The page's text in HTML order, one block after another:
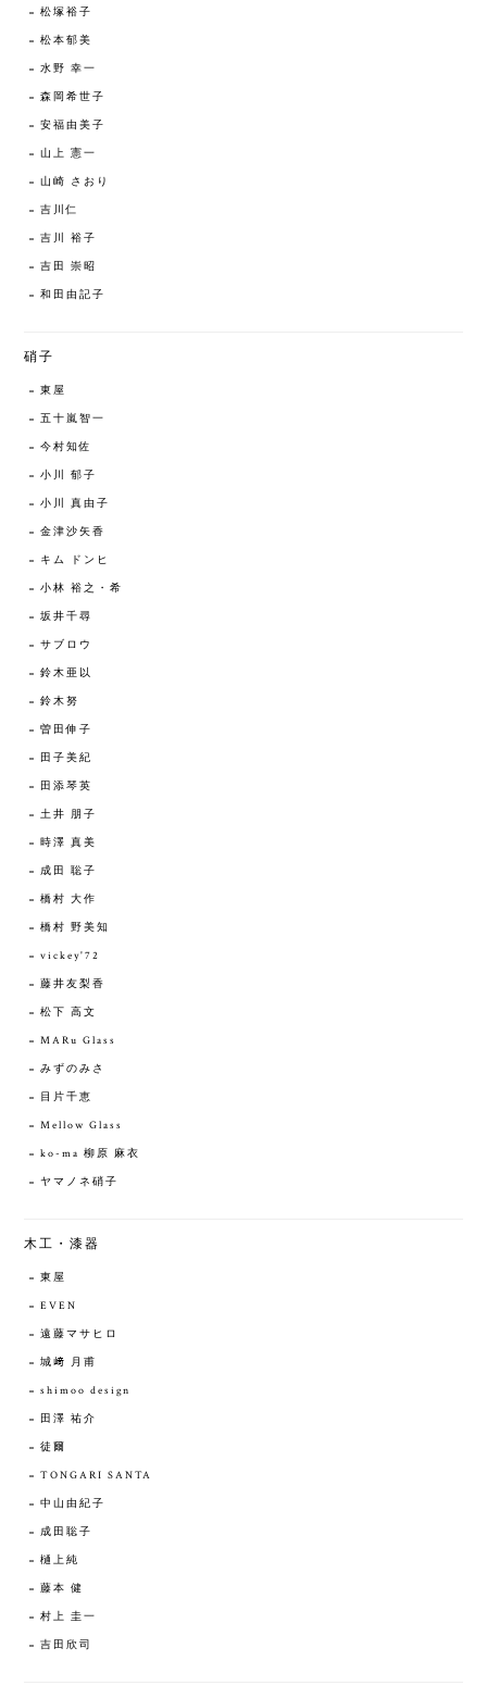
松塚裕子
松本郁美
水野 幸一
森岡希世子
安福由美子
山上 憲一
山崎 さおり
吉川仁
吉川 裕子
吉田 崇昭
和田由記子
硝子
東屋
五十嵐智一
今村知佐
小川 郁子
小川 真由子
金津沙矢香
キム ドンヒ
小林 裕之・希
坂井千尋
サブロウ
鈴木亜以
鈴木努
曽田伸子
田子美紀
田添琴英
土井 朋子
時澤 真美
成田 聡子
橋村 大作
橋村 野美知
vickey'72
藤井友梨香
松下 高文
MARu Glass
みずのみさ
目片千恵
Mellow Glass
ko-ma 柳原 麻衣
ヤマノネ硝子
木工・漆器
東屋
EVEN
遠藤マサヒロ
城﨑 月甫
shimoo design
田澤 祐介
徒爾
TONGARI SANTA
中山由紀子
成田聡子
樋上純
藤本 健
村上 圭一
吉田欣司